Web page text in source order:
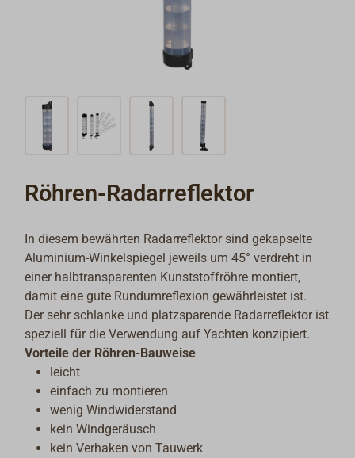
Röhren-Radarreflektor
In diesem bewährten Radarreflektor sind gekapselte
Aluminium-Winkelspiegel jeweils um 45° verdreht in
einer halbtransparenten Kunststoffröhre montiert,
damit eine gute Rundumreflexion gewährleistet ist.
Der sehr schlanke und platzsparende Radarreflektor ist
speziell für die Verwendung auf Yachten konzipiert.
Vorteile der Röhren-Bauweise
leicht
einfach zu montieren
wenig Windwiderstand
kein Windgeräusch
kein Verhaken von Tauwerk